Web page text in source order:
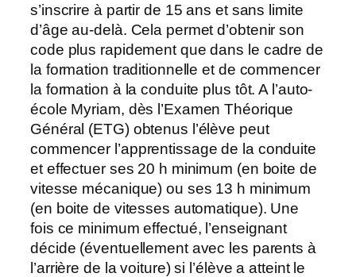
s’inscrire à partir de 15 ans et sans limite
d’âge au-delà. Cela permet d’obtenir son
code plus rapidement que dans le cadre de
la formation traditionnelle et de commencer
la formation à la conduite plus tôt. A l’auto-
école Myriam, dès l’Examen Théorique
Général (ETG) obtenus l’élève peut
commencer l’apprentissage de la conduite
et effectuer ses 20 h minimum (en boite de
vitesse mécanique) ou ses 13 h minimum
(en boite de vitesses automatique). Une
fois ce minimum effectué, l’enseignant
décide (éventuellement avec les parents à
l’arrière de la voiture) si l’élève a atteint le